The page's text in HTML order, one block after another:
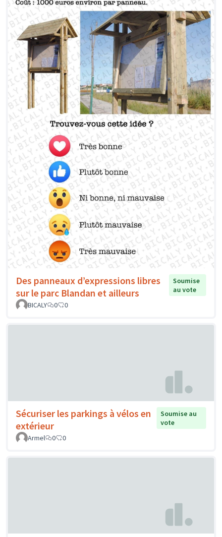
Des panneaux d’expressions libres
sur le parc Blandan et ailleurs
Soumise
au vote
BICALY
0 0
Sécuriser les parkings à vélos en
extérieur
Soumise au
vote
Armel
0 0